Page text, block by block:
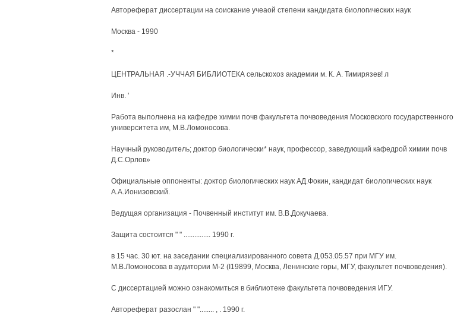
Автореферат диссертации на соискание учеаой степени кандидата биологических наук
Москва - 1990
*
ЦЕНТРАЛЬНАЯ .-УЧЧАЯ БИБЛИОТЕКА сельскохоз академии м. К. А. Тимирязев! л
Инв. '
Работа выполнена на кафедре химии почв факультета почвоведения Московского государственного
университета им, М.В.Ломоносова.
Научный руководитель; доктор биологически* наук, профессор, заведующий кафедрой химии почв
Д.С.Орлов»
Официальные оппоненты: доктор биологических наук АД.Фокин, кандидат биологических наук
А.А.Иониэовский.
Ведущая организация - Почвенный институт им. В.В.Докучаева.
Защита состоится " " ............... 1990 г.
в 15 час. 30 ют. на заседании специализированного совета Д.053.05.57 при МГУ им.
М.В.Ломоносова в аудитории М-2 (I19899, Москва, Ленинские горы, МГУ, факультет почвоведения).
С диссертацией можно ознакомиться в библиотеке факультета почвоведения ИГУ.
Автореферат разослан " "........ , . 1990 г.